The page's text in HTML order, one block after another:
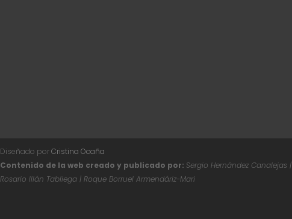
Diseñado porCristina Ocaña
Contenido de la web creado y publicado por: Sergio Hernández Canalejas |
Rosario Illán Tabliega | Roque Borruel Armendáriz-Mari